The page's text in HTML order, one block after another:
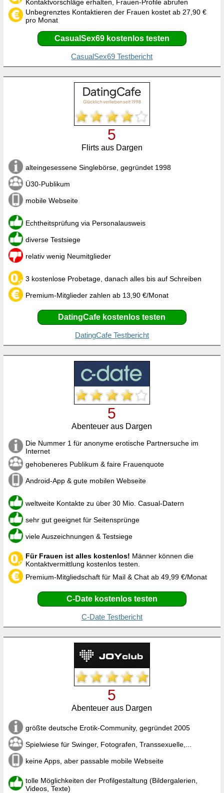
Kontaktvorschläge erhalten, Frauen-Profile abrufen
Unbegrenztes Kontaktieren der Frauen kostet ab 27,90 €
pro Monat
CasualSex69 kostenlos testen
CasualSex69 Testbericht
5
Flirts aus Dargen
alteingesessene Singlebörse, gegründet 1998
Ü30-Publikum
mobile Webseite
Echtheitsprüfung via Personalausweis
diverse Testsiege
relativ wenig Neumitglieder
3 kostenlose Probetage, danach alles bis auf Schreiben
Premium-Mitglieder zahlen ab 13,90 €/Monat
DatingCafe kostenlos testen
DatingCafe Testbericht
5
Abenteuer aus Dargen
Die Nummer 1 für anonyme erotische Partnersuche im
Internet
gehobeneres Publikum & faire Frauenquote
Android-App & gute mobilen Webseite
weltweite Kontakte zu über 30 Mio. Casual-Datern
sehr gut geeignet für Seitensprünge
viele Auszeichnungen & Testsiege
Für Frauen ist alles kostenlos! Männer können die
Kontaktvermittlung kostenlos testen.
Premium-Mitgliedschaft für Mail & Chat ab 49,99 €/Monat
C-Date kostenlos testen
C-Date Testbericht
5
Abenteuer aus Dargen
größte deutsche Erotik-Community, gegründet 2005
Spielwiese für Swinger, Fotografen, Transsexuelle,...
keine Apps, aber passable mobile Webseite
tolle Möglichkeiten der Profilgestaltung (Bildergalerien,
Videos, Texte)